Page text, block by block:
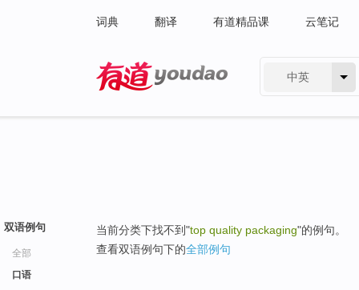
词典 翻译 有道精品课 云笔记
中英
双语例句
全部
口语
当前分类下找不到"top quality packaging"的例句。
查看双语例句下的全部例句